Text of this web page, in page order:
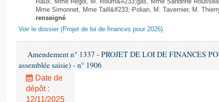
Raux, Mme Regol, M. Roum&#233;gas, Mme Sandrine
Mme Simonnet, Mme Taill&#233;-Polian, M. Tavernier, M.
renseigné
Voir le dossier (Projet de loi de finances pour 2026)
Amendement n° 1337 - PROJET DE LOI DE FINANCES
assemblée saisie) - n° 1906
Date de
dépôt :
12/11/2025